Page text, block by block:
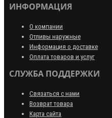
ИНФОРМАЦИЯ
О компании
Отливы наружные
Информация о доставке
Оплата товаров и услуг
СЛУЖБА ПОДДЕРЖКИ
Связаться с нами
Возврат товара
Карта сайта